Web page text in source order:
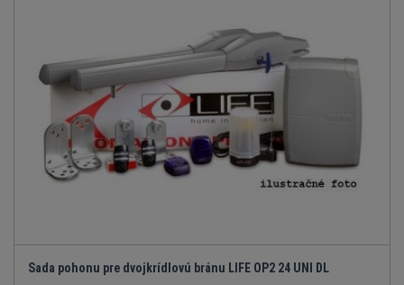
Sada pohonu pre dvojkrídlovú bránu LIFE OP2 24 UNI DL